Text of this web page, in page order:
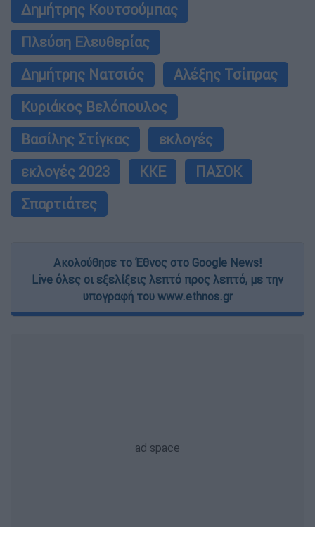
Δημήτρης Κουτσούμπας
Πλεύση Ελευθερίας
Δημήτρης Νατσιός
Αλέξης Τσίπρας
Κυριάκος Βελόπουλος
Βασίλης Στίγκας
εκλογές
εκλογές 2023
ΚΚΕ
ΠΑΣΟΚ
Σπαρτιάτες
Ακολούθησε το Έθνος στο Google News!
Live όλες οι εξελίξεις λεπτό προς λεπτό, με την
υπογραφή του www.ethnos.gr